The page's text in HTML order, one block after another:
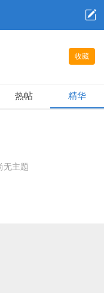
收藏
热帖 精华
无主题